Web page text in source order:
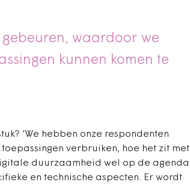
waardoor we
kunnen komen te
‘We hebben onze respondenten
verbruiken, hoe het zit met
duurzaamheid wel op de agenda
en technische aspecten. Er wordt